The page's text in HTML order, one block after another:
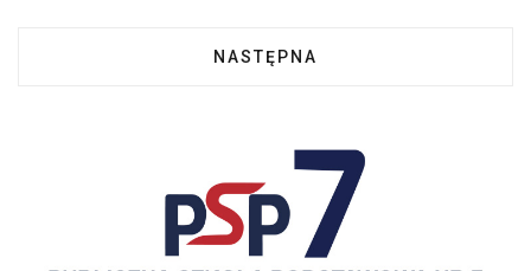
NASTĘPNA STRONA:
NASTĘPNA